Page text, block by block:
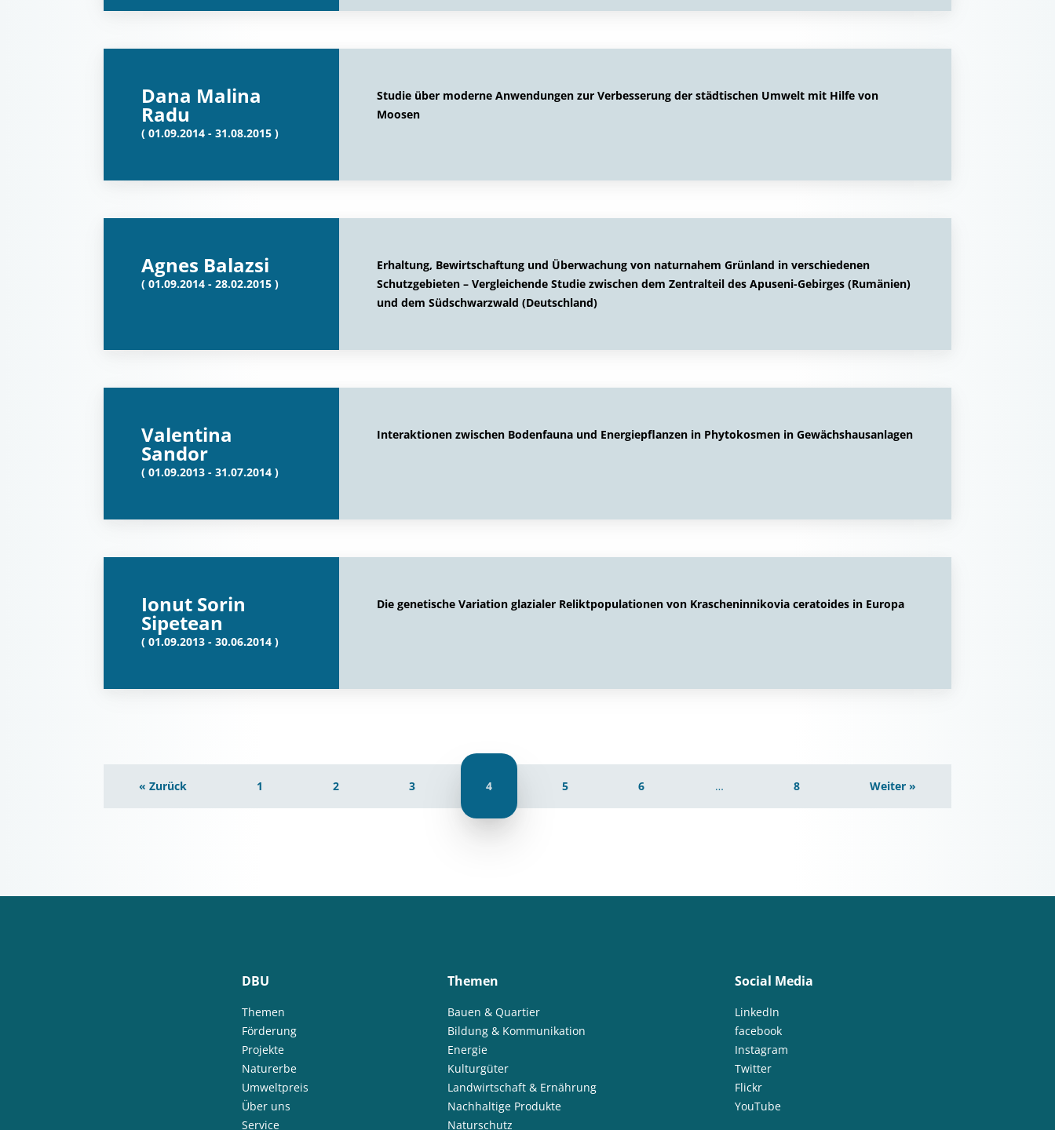
Dana Malina
Radu
( 01.09.2014 - 31.08.2015 )
Studie über moderne Anwendungen zur Verbesserung der städtischen Umwelt mit Hilfe von
Moosen
Agnes Balazsi
( 01.09.2014 - 28.02.2015 )
Erhaltung, Bewirtschaftung und Überwachung von naturnahem Grünland in verschiedenen
Schutzgebieten – Vergleichende Studie zwischen dem Zentralteil des Apuseni-Gebirges (Rumänien)
und dem Südschwarzwald (Deutschland)
Valentina
Sandor
( 01.09.2013 - 31.07.2014 )
Interaktionen zwischen Bodenfauna und Energiepflanzen in Phytokosmen in Gewächshausanlagen
Ionut Sorin
Sipetean
( 01.09.2013 - 30.06.2014 )
Die genetische Variation glazialer Reliktpopulationen von Krascheninnikovia ceratoides in Europa
« Zurück 1 2 3 4 5 6 … 8 Weiter »
DBU
Themen
Förderung
Projekte
Naturerbe
Umweltpreis
Über uns
Service
Themen
Bauen & Quartier
Bildung & Kommunikation
Energie
Kulturgüter
Landwirtschaft & Ernährung
Nachhaltige Produkte
Naturschutz
Social Media
LinkedIn
facebook
Instagram
Twitter
Flickr
YouTube